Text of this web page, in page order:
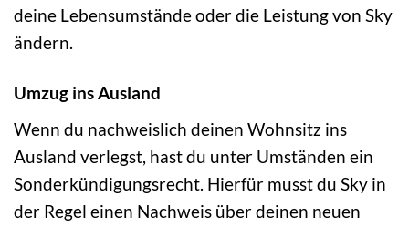
deine Lebensumstände oder die Leistung von Sky
ändern.
Umzug ins Ausland
Wenn du nachweislich deinen Wohnsitz ins
Ausland verlegst, hast du unter Umständen ein
Sonderkündigungsrecht. Hierfür musst du Sky in
der Regel einen Nachweis über deinen neuen